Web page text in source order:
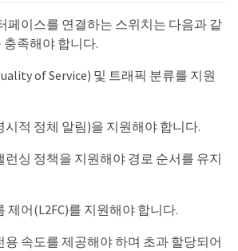
페이스를 연결하는 스위치는 다음과 같
충족해야 합니다.
of Service) 및 트래픽 분류를 지원
시적 정체 알림)을 지원해야 합니다.
런싱 정책을 지원해야 경로 순서를 유지
제어(L2FC)를 지원해야 합니다.
용 속도를 제공해야 하며 초과 할당되어